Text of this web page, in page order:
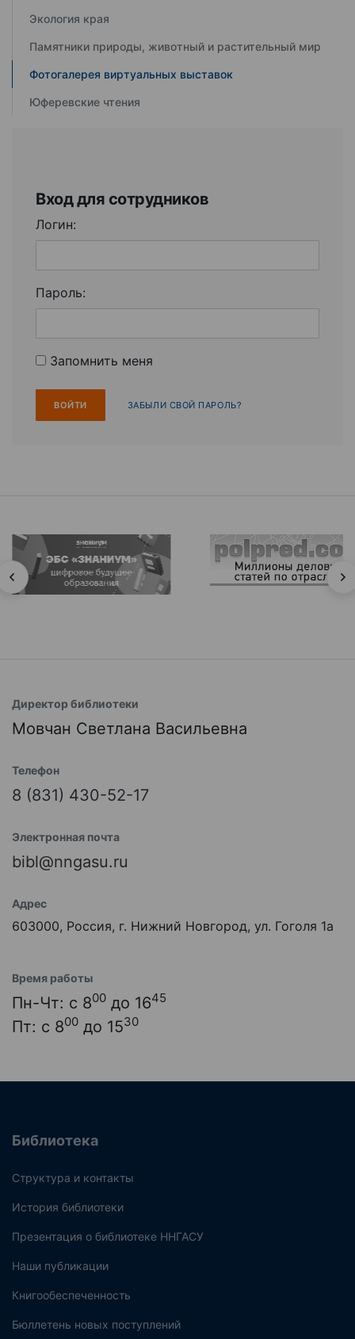
Экология края
Памятники природы, животный и растительный мир
Фотогалерея виртуальных выставок
Юферевские чтения
Вход для сотрудников
Логин:
Пароль:
Запомнить меня
ЗАБЫЛИ СВОЙ ПАРОЛЬ?
Директор библиотеки
Мовчан Светлана Васильевна
Телефон
8 (831) 430-52-17
Электронная почта
bibl@nngasu.ru
Адрес
603000, Россия, г. Нижний Новгород, ул. Гоголя 1а
Время работы
Пн-Чт: с 800 до 1645
Пт: с 800 до 1530
Библиотека
Структура и контакты
История библиотеки
Презентация о библиотеке ННГАСУ
Наши публикации
Книгообеспеченность
Бюллетень новых поступлений